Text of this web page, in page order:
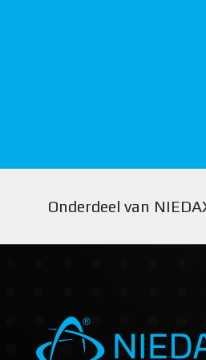
Onderdeel van